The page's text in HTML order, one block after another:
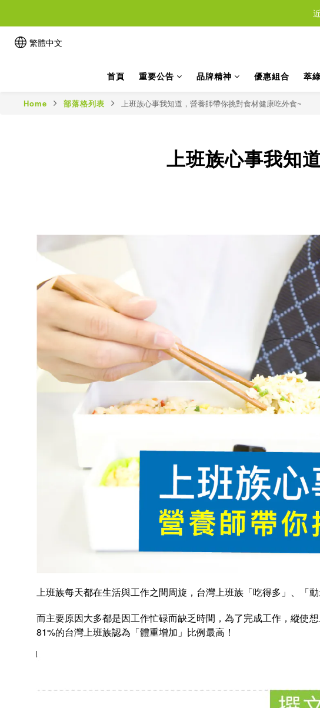
繁體中文
首頁 重要公告 品牌精神 優惠組合 萃
Home 部落格列表 上班族心事我知道，營養師帶你挑對食材健康吃外食~
上班族心事我知
上班族每天都在生活與工作之間周旋，台灣上班族「吃得多」、「
而主要原因大多都是因工作忙碌而缺乏時間，為了完成工作，縱使
81%的台灣上班族認為「體重增加」比例最高！